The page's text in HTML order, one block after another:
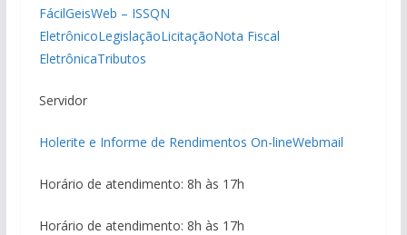
FácilGeisWeb – ISSQN
EletrônicoLegislaçãoLicitaçãoNota Fiscal
EletrônicaTributos
Servidor
Holerite e Informe de Rendimentos On-lineWebmail
Horário de atendimento: 8h às 17h
Horário de atendimento: 8h às 17h